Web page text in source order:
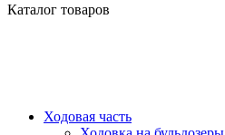
Каталог товаров
Ходовая часть